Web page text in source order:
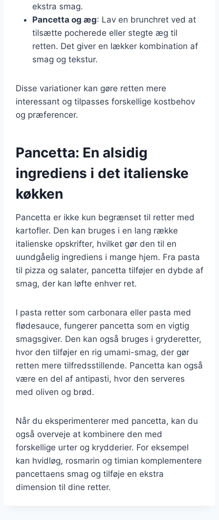
ekstra smag.
Pancetta og æg: Lav en brunchret ved at
tilsætte pocherede eller stegte æg til
retten. Det giver en lækker kombination af
smag og tekstur.
Disse variationer kan gøre retten mere
interessant og tilpasses forskellige kostbehov
og præferencer.
Pancetta: En alsidig
ingrediens i det italienske
køkken
Pancetta er ikke kun begrænset til retter med
kartofler. Den kan bruges i en lang række
italienske opskrifter, hvilket gør den til en
uundgåelig ingrediens i mange hjem. Fra pasta
til pizza og salater, pancetta tilføjer en dybde af
smag, der kan løfte enhver ret.
I pasta retter som carbonara eller pasta med
flødesauce, fungerer pancetta som en vigtig
smagsgiver. Den kan også bruges i gryderetter,
hvor den tilføjer en rig umami-smag, der gør
retten mere tilfredsstillende. Pancetta kan også
være en del af antipasti, hvor den serveres
med oliven og brød.
Når du eksperimenterer med pancetta, kan du
også overveje at kombinere den med
forskellige urter og krydderier. For eksempel
kan hvidløg, rosmarin og timian komplementere
pancettaens smag og tilføje en ekstra
dimension til dine retter.